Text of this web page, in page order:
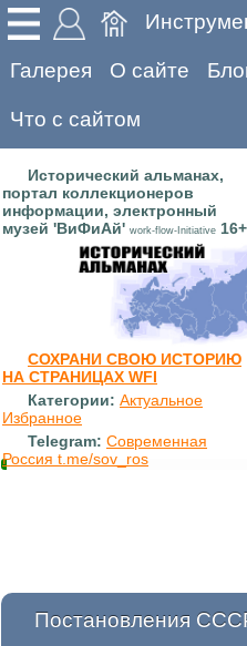
Галерея О сайте
Что с сайтом
Исторический альманах,
портал коллекционеров
информации, электронный
музей 'ВиФиАй' work-flow-Initiative 16+
СОХРАНИ СВОЮ ИСТОРИЮ
НА СТРАНИЦАХ WFI
Категории: Актуальное
Избранное
Telegram: Современная
Россия t.me/sov_ros
Постановления